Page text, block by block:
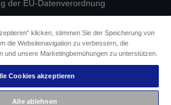
der EU-Datenverordnung
zu Cookies
für Barrierefreiheit
klicken, stimmen Sie der Speicherung von
die Websitenavigation zu verbessern, die
und unsere Marketingbemühungen zu unterstützen.
Cookies akzeptieren
Alle ablehnen